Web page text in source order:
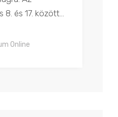
és 17. között...
Online